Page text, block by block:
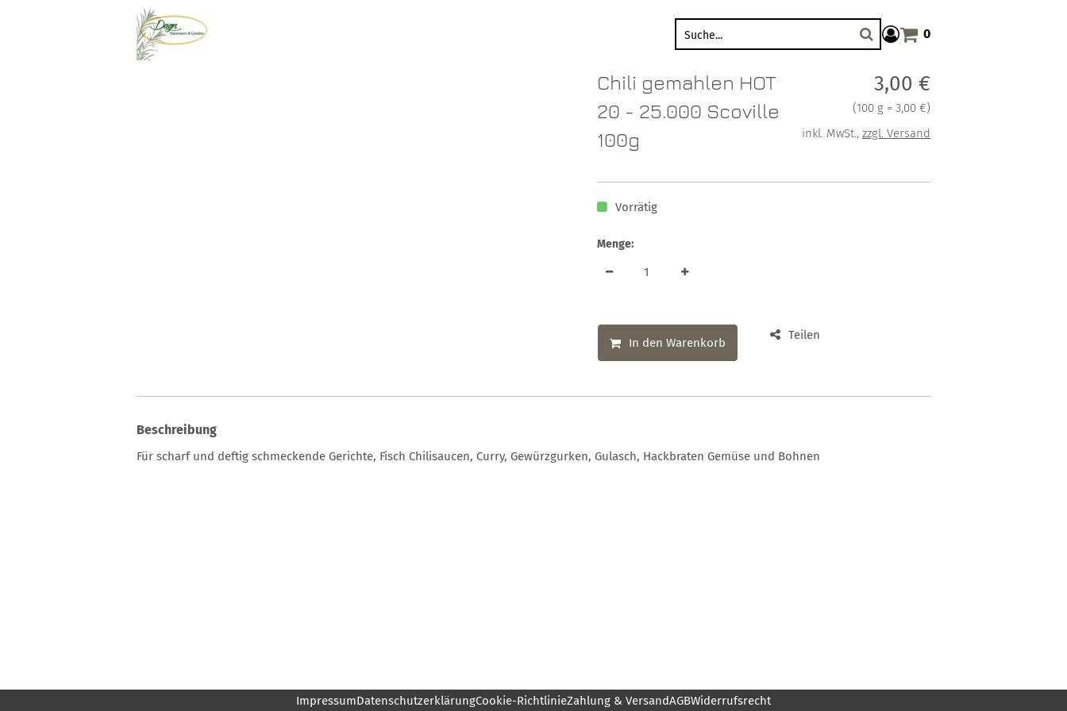
Warenkorb anzeigen. Sie
0
Chili gemahlen HOT
20 - 25.000 Scoville
100g
Verkaufspreis: 3,00 €
3,00 €
Preis pro 100 g = 3,00 €
(100 g = 3,00 €)
inkl. MwSt., zzgl. Versand
Vorrätig
Menge:
In den Warenkorb
Teilen
Beschreibung
Für scharf und deftig schmeckende Gerichte, Fisch Chilisaucen, Curry, Gewürzgurken, Gulasch, Hackbraten Gemüse und Bohnen
ImpressumDatenschutzerklärungCookie-RichtlinieZahlung & VersandAGBWiderrufsrecht